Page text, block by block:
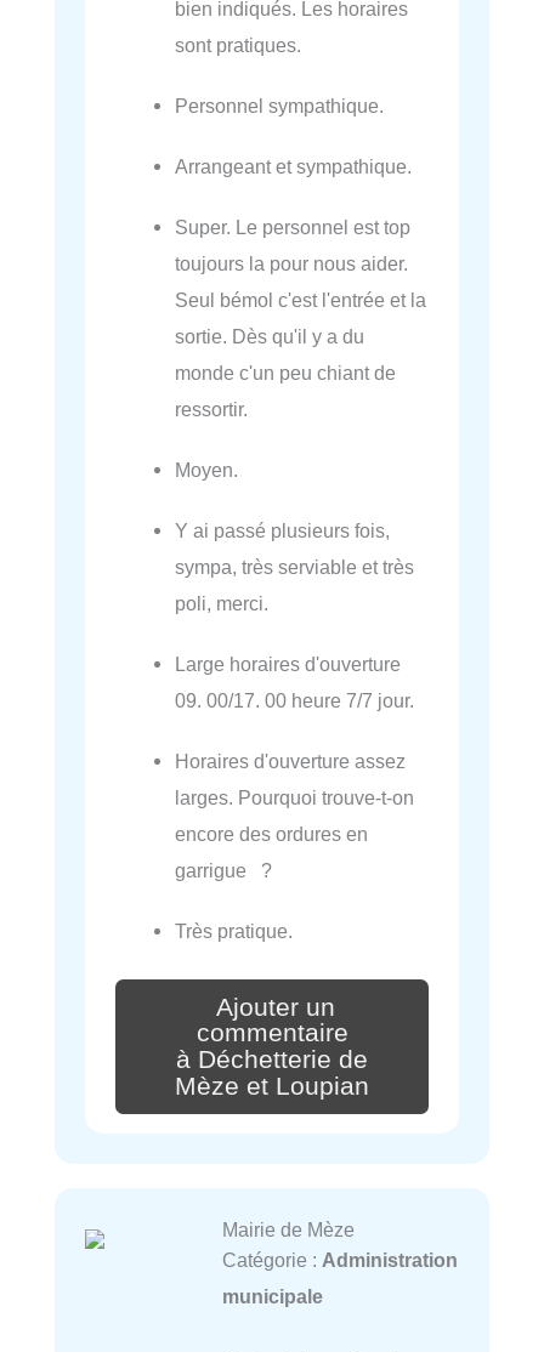
bien indiqués. Les horaires
sont pratiques.
Personnel sympathique.
Arrangeant et sympathique.
Super. Le personnel est top
toujours la pour nous aider.
Seul bémol c'est l'entrée et la
sortie. Dès qu'il y a du
monde c'un peu chiant de
ressortir.
Moyen.
Y ai passé plusieurs fois,
sympa, très serviable et très
poli, merci.
Large horaires d'ouverture
09. 00/17. 00 heure 7/7 jour.
Horaires d'ouverture assez
larges. Pourquoi trouve-t-on
encore des ordures en
garrigue ?
Très pratique.
Ajouter un
commentaire
à Déchetterie de
Mèze et Loupian
Mairie de Mèze
Catégorie : Administration
municipale